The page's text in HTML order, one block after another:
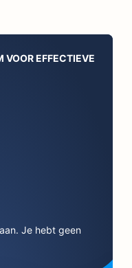
VOOR EFFECTIEVE
Je hebt geen